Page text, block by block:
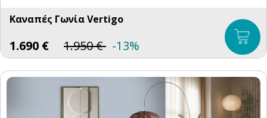
Καναπές Γωνία Vertigo
1.690 € 1.950€ -13%